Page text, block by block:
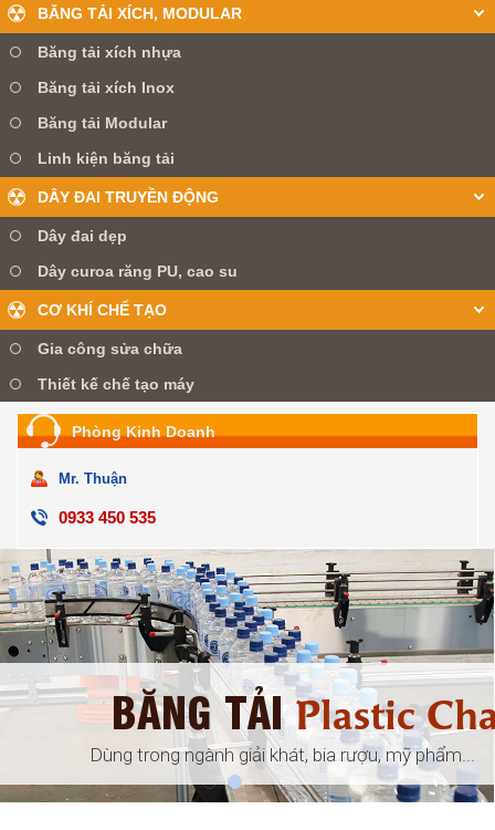
BĂNG TẢI XÍCH, MODULAR
Băng tải xích nhựa
Băng tải xích Inox
Băng tải Modular
Linh kiện băng tải
DÂY ĐAI TRUYỀN ĐỘNG
Dây đai dẹp
Dây curoa răng PU, cao su
CƠ KHÍ CHẾ TẠO
Gia công sửa chữa
Thiết kế chế tạo máy
Phòng Kinh Doanh
Mr. Thuận
0933 450 535
đóng gói, ...
BĂNG TẢIPlastic
Dùng trong ngành giải khát, bia rượu, mỹ phẩm...